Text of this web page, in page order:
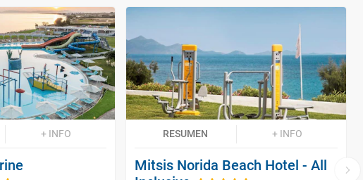
+ INFO RESUMEN + INFO
Mitsis Norida Beach Hotel - All